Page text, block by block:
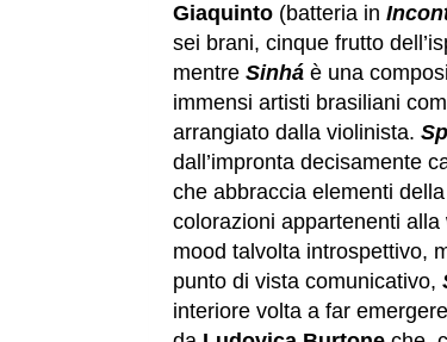
Giaquinto (batteria in
sei brani, cinque frutto
mentre Sinhá è una
immensi artisti brasiliani
arrangiato dalla violinista.
dall’impronta decisamente
che abbraccia elementi
colorazioni appartenenti
mood talvolta introspettivo,
punto di vista comunicativo,
interiore volta a far